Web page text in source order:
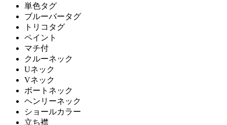
単色タグ
ブルーバータグ
トリコタグ
ペイント
マチ付
クルーネック
Uネック
Vネック
ボートネック
ヘンリーネック
ショールカラー
立ち襟